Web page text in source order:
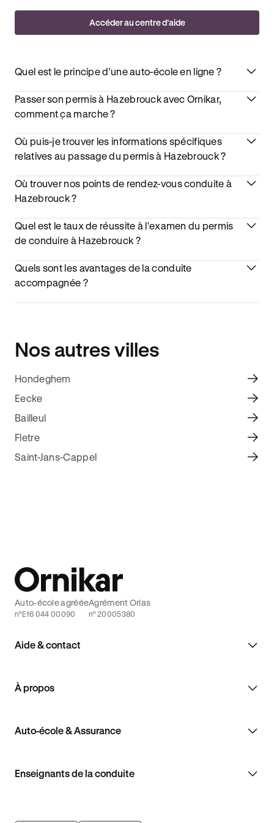
Accéder au centre d’aide
Quel est le principe d'une auto-école en ligne ?
Passer son permis à Hazebrouck avec Ornikar,
comment ça marche ?
Où puis-je trouver les informations spécifiques
relatives au passage du permis à Hazebrouck ?
Où trouver nos points de rendez-vous conduite à
Hazebrouck ?
Quel est le taux de réussite à l'examen du permis
de conduire à Hazebrouck ?
Quels sont les avantages de la conduite
accompagnée ?
Nos autres villes
Hondeghem
Eecke
Bailleul
Fletre
Saint-Jans-Cappel
Aide & contact
À propos
Auto-école & Assurance
Enseignants de la conduite
Auto-école agréée
n°E16 044 00090
Agrément Orias
n° 20005380